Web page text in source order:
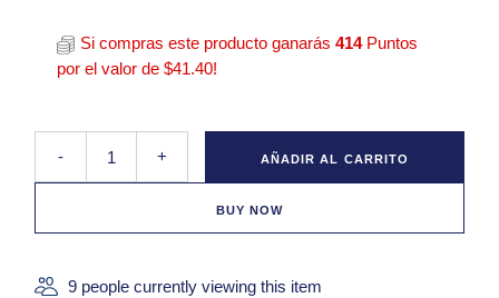
Frezyderm Sun Screen Velvet Body 50+
Si compras este producto ganarás414Puntos
por el valor de$41.40!
Frezyderm Sun Screen Velvet Body 50+ quantity
-
+ AÑADIR AL CARRITO
BUY NOW
9 people currently viewing this item